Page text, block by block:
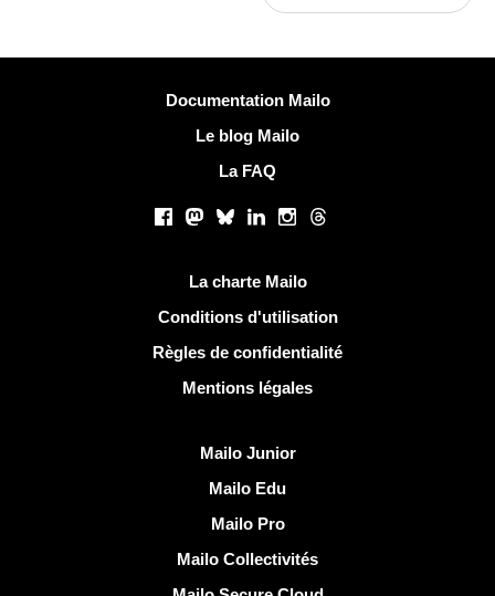
Documentation Mailo
Le blog Mailo
La FAQ
Facebook
Mastodon
BlueskyLinkedInInstagram
Threads
La charte Mailo
Conditions d'utilisation
Règles de confidentialité
Mentions légales
Mailo Junior
Mailo Edu
Mailo Pro
Mailo Collectivités